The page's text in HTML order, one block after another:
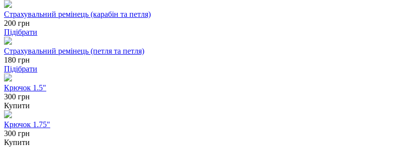
Страхувальний ремінець (карабін та петля)
200 грн
Підібрати
Страхувальний ремінець (петля та петля)
180 грн
Підібрати
Крючок 1.5"
300 грн
Купити
Крючок 1.75"
300 грн
Купити